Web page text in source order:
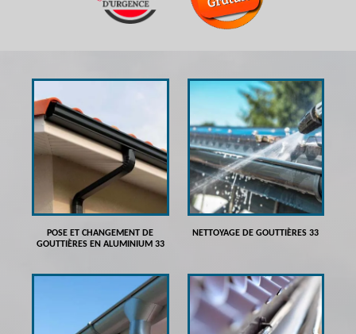
POSE ET CHANGEMENT DE
GOUTTIÈRES EN ALUMINIUM 33
NETTOYAGE DE GOUTTIÈRES 33